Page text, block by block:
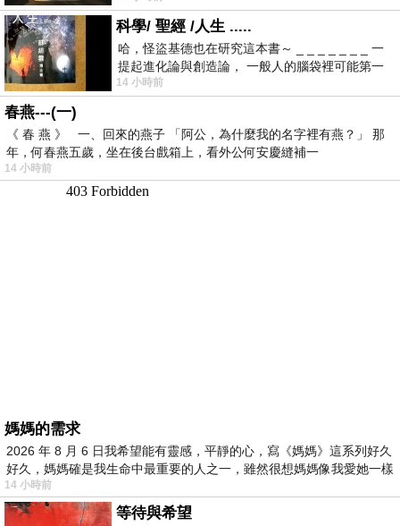
科學/ 聖經 /人生 .....
哈，怪盜基德也在研究這本書～ _ _ _ _ _ _ _ 一
提起進化論與創造論， 一般人的腦袋裡可能第一
時間就有「 進化論很科
14 小時前
春燕---(一)
《 春 燕 》 一、回來的燕子 「阿公，為什麼我的名字裡有燕？」 那
年，何春燕五歲，坐在後台戲箱上，看外公何安慶縫補一
14 小時前
媽媽的需求
2026 年 8 月 6 日我希望能有靈感，平靜的心，寫《媽媽》這系列好久
好久，媽媽確是我生命中最重要的人之一，雖然很想媽媽像我愛她一樣
14 小時前
等待與希望